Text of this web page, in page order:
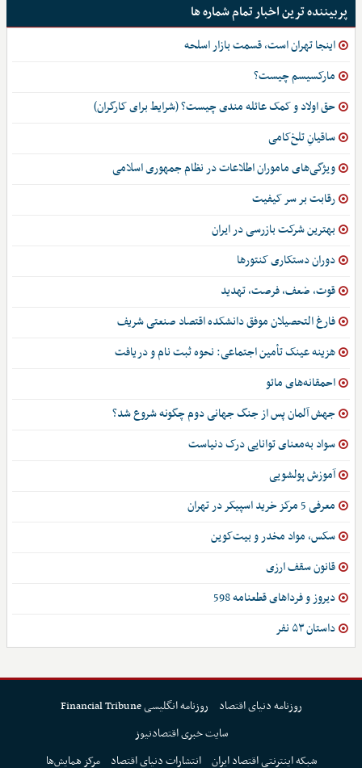
پربیننده ترین اخبار تمام شماره ها
اینجا تهران است، قسمت بازار اسلحه
مارکسیسم چیست؟
حق اولاد و کمک عائله مندی چیست؟ (شرایط برای کارگران)
ساقیانِ تلخ‌کامی
ویژگی‌های ماموران اطلاعات در نظام جمهوری اسلامی
رقابت بر سر کیفیت
بهترین شرکت بازرسی در ایران
دوران دستکاری کنتورها
قوت، ضعف، فرصت، تهدید
فارغ التحصیلان موفق دانشکده اقتصاد صنعتی شریف
هزینه عینک تأمین اجتماعی: نحوه ثبت نام و دریافت
احمقانه‌های مائو
جهش آلمان پس از جنگ جهانی دوم چگونه شروع شد؟
سواد به‌معنای توانایی درک دنیاست
آموزش پولشویی
معرفی 5 مرکز خرید اسپیکر در تهران
سکس، مواد مخدر و بیت‌کوین
قانون سقف ارزی
دیروز و فرداهای قطعنامه 598
داستان ۵۳ نفر
روزنامه دنیای اقتصاد
روزنامه انگلیسی Financial Tribune
سایت خبری اقتصادنیوز
شبکه اینترنتی اقتصاد ایران انتشارات دنیای اقتصاد مرکز همایش‌ها